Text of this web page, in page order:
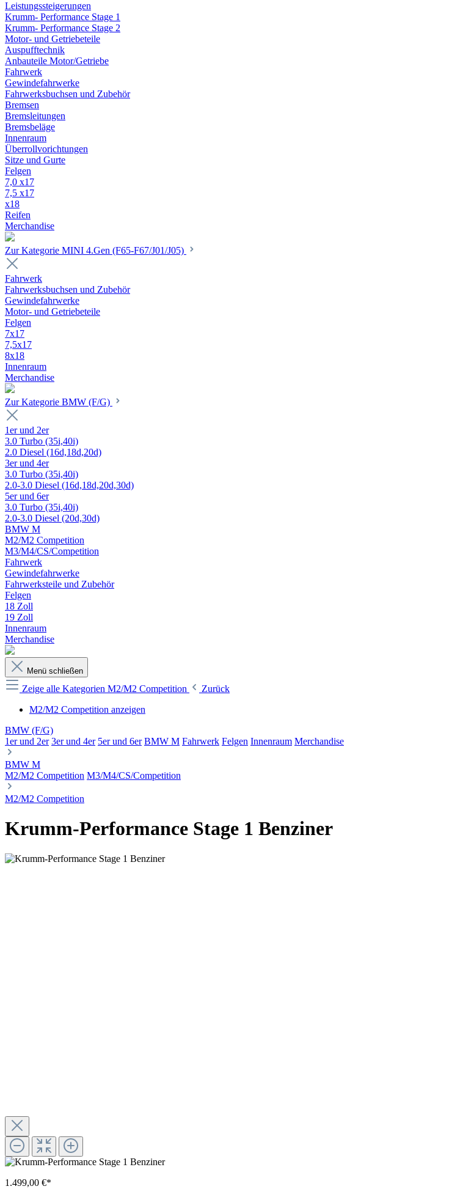
Leistungssteigerungen
Krumm- Performance Stage 1
Krumm- Performance Stage 2
Motor- und Getriebeteile
Auspufftechnik
Anbauteile Motor/Getriebe
Fahrwerk
Gewindefahrwerke
Fahrwerksbuchsen und Zubehör
Bremsen
Bremsleitungen
Bremsbeläge
Innenraum
Überrollvorichtungen
Sitze und Gurte
Felgen
7,0 x17
7,5 x17
x18
Reifen
Merchandise
Zur Kategorie MINI 4.Gen (F65-F67/J01/J05)
Fahrwerk
Fahrwerksbuchsen und Zubehör
Gewindefahrwerke
Motor- und Getriebeteile
Felgen
7x17
7,5x17
8x18
Innenraum
Merchandise
Zur Kategorie BMW (F/G)
1er und 2er
3.0 Turbo (35i,40i)
2.0 Diesel (16d,18d,20d)
3er und 4er
3.0 Turbo (35i,40i)
2.0-3.0 Diesel (16d,18d,20d,30d)
5er und 6er
3.0 Turbo (35i,40i)
2.0-3.0 Diesel (20d,30d)
BMW M
M2/M2 Competition
M3/M4/CS/Competition
Fahrwerk
Gewindefahrwerke
Fahrwerksteile und Zubehör
Felgen
18 Zoll
19 Zoll
Innenraum
Merchandise
Menü schließen
Zeige alle Kategorien M2/M2 Competition
Zurück
M2/M2 Competition anzeigen
BMW (F/G)
1er und 2er 3er und 4er 5er und 6er BMW M Fahrwerk Felgen Innenraum Merchandise
BMW M
M2/M2 Competition M3/M4/CS/Competition
M2/M2 Competition
Krumm-Performance Stage 1 Benziner
1.499,00 €*